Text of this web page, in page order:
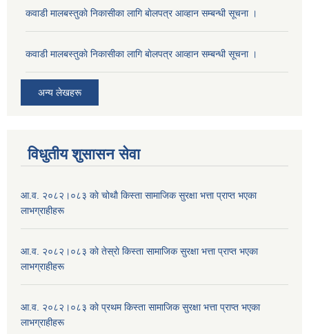
कवाडी मालबस्तुकाे निकासीका लागि बाेलपत्र आव्हान सम्बन्धी सूचना ।
कवाडी मालबस्तुकाे निकासीका लागि बाेलपत्र आव्हान सम्बन्धी सूचना ।
अन्य लेखहरू
विधुतीय शुसासन सेवा
आ.व. २०८२।०८३ काे चोथाै‌ किस्ता सामाजिक सुरक्षा भत्ता प्राप्त भएका
लाभग्राहीहरू
आ.व. २०८२।०८३ काे तेस्राे किस्ता सामाजिक सुरक्षा भत्ता प्राप्त भएका
लाभग्राहीहरू
आ.व. २०८२।०८३ काे प्रथम किस्ता सामाजिक सुरक्षा भत्ता प्राप्त भएका
लाभग्राहीहरू